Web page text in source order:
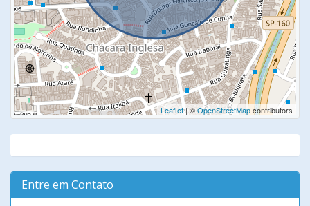
Leaflet| ©OpenStreetMapcontributors
Entre em Contato